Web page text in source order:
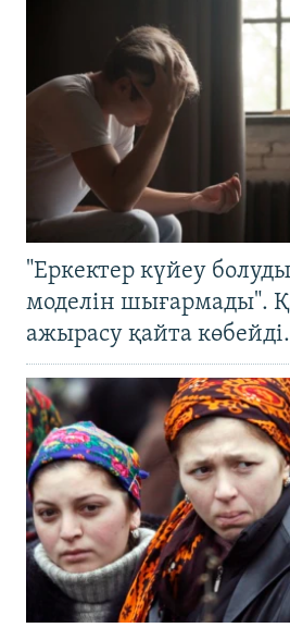
"Еркектер күйеу
моделін шығармады".
ажырасу қайта